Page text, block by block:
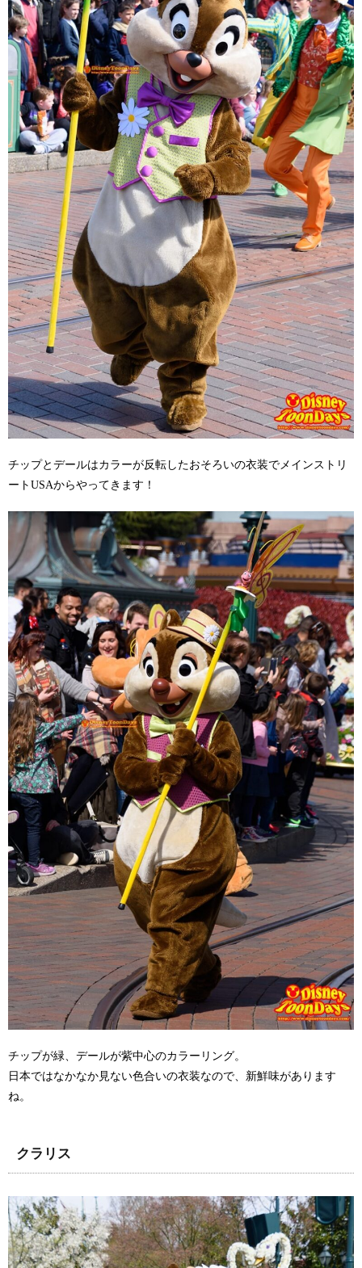
チップとデールはカラーが反転したおそろいの衣装でメインストリ
ートUSAからやってきます！
チップが緑、デールが紫中心のカラーリング。
日本ではなかなか見ない色合いの衣装なので、新鮮味があります
ね。
クラリス